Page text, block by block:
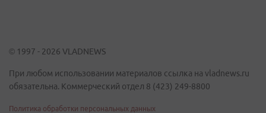
© 1997 - 2026 VLADNEWS
При любом использовании материалов ссылка на vladnews.ru
обязательна. Коммерческий отдел 8 (423) 249-8800
Политика обработки персональных данных